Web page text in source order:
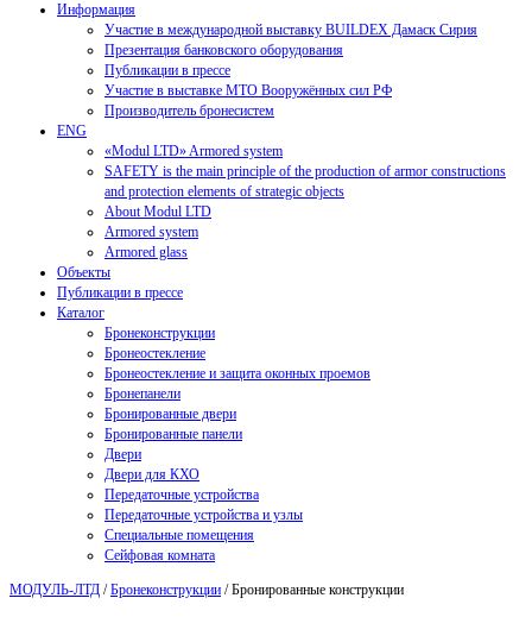
Информация
Участие в международной выставку BUILDEX Дамаск Сирия
Презентация банковского оборудования
Публикации в прессе
Участие в выставке МТО Вооружённых сил РФ
Производитель бронесистем
ENG
«Modul LTD» Armored system
SAFETY is the main principle of the production of armor constructions
and protection elements of strategic objects
About Modul LTD
Armored system
Armored glass
Объекты
Публикации в прессе
Каталог
Бронеконструкции
Бронеостекление
Бронеостекление и защита оконных проемов
Бронепанели
Бронированные двери
Бронированные панели
Двери
Двери для КХО
Передаточные устройства
Передаточные устройства и узлы
Специальные помещения
Сейфовая комната
МОДУЛЬ-ЛТД /Бронеконструкции /Бронированные конструкции